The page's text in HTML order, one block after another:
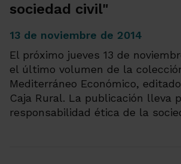
sociedad civil"
13 de noviembre de 2014
El próximo jueves 13 de
el último volumen de la
Mediterráneo Económico,
Caja Rural. La publicación lleva
responsabilidad ética de la